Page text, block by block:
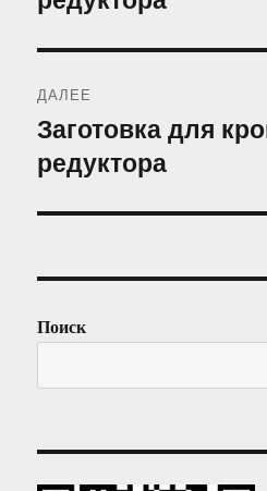
ДАЛЕЕ
Следующая
запись:
Заготовка для
редуктора
Поиск